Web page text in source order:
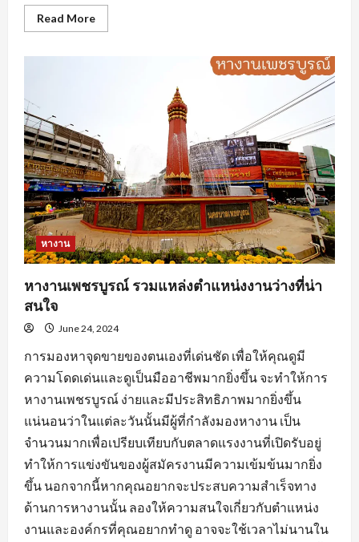
Read MoreRead
more
ใจ
องค์กร
หางาน
หางานเพชรบูรณ์ รวมแหล่งตำแหน่งงานว่างที่น่า
สนใจ
June 24, 2024
การมองหาจุดขายของตนเองที่เด่นชัด เพื่อให้คุณดูมี
ความโดดเด่นและดูเป็นมืออาชีพมากยิ่งขึ้น จะทำให้การ
หางานเพชรบูรณ์ ง่ายและมีประสิทธิภาพมากยิ่งขึ้น
แน่นอนว่าในแต่ละวันนั้นมีผู้ที่กำลังมองหางาน เป็น
จำนวนมากเพื่อเปรียบเทียบกับตลาดแรงงานที่เปิดรับอยู่
ทำให้การแข่งขันของผู้สมัครงานมีความเข้มข้นมากยิ่ง
ขึ้น นอกจากนี้หากคุณอยากจะประสบความสำเร็จทาง
ด้านการหางานนั้น ลองให้ความสนใจเกี่ยวกับตำแหน่ง
งานและองค์กรที่คุณอยากทำดู อาจจะใช้เวลาไม่นานใน